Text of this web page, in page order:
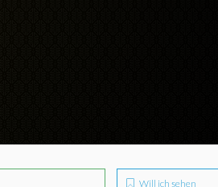
Will ich sehen